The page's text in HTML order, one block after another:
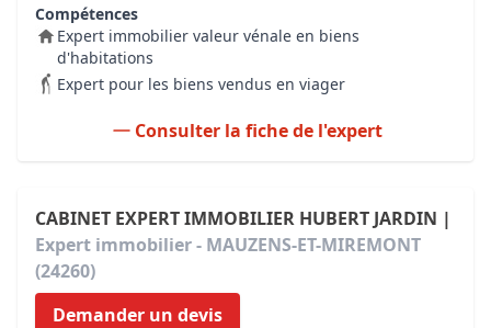
Compétences
Expert immobilier valeur vénale en biens
d'habitations
Expert pour les biens vendus en viager
Consulter la fiche de l'expert
CABINET EXPERT IMMOBILIER HUBERT JARDIN |
Expert immobilier - MAUZENS-ET-MIREMONT
(24260)
Demander un devis